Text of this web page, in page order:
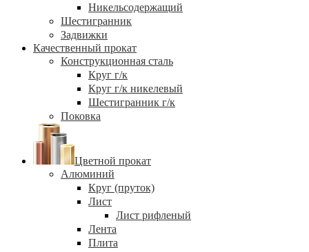
Никельсодержащий
Шестигранник
Задвижки
Качественный прокат
Конструкционная сталь
Круг г/к
Круг г/к никелевый
Шестигранник г/к
Поковка
Цветной прокат
Алюминий
Круг (пруток)
Лист
Лист рифленый
Лента
Плита